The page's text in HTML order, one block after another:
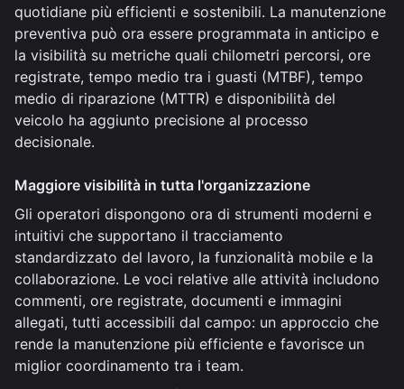
quotidiane più efficienti e sostenibili. La manutenzione
preventiva può ora essere programmata in anticipo e
la visibilità su metriche quali chilometri percorsi, ore
registrate, tempo medio tra i guasti (MTBF), tempo
medio di riparazione (MTTR) e disponibilità del
veicolo ha aggiunto precisione al processo
decisionale.
Maggiore visibilità in tutta l'organizzazione
Gli operatori dispongono ora di strumenti moderni e
intuitivi che supportano il tracciamento
standardizzato del lavoro, la funzionalità mobile e la
collaborazione. Le voci relative alle attività includono
commenti, ore registrate, documenti e immagini
allegati, tutti accessibili dal campo: un approccio che
rende la manutenzione più efficiente e favorisce un
miglior coordinamento tra i team.